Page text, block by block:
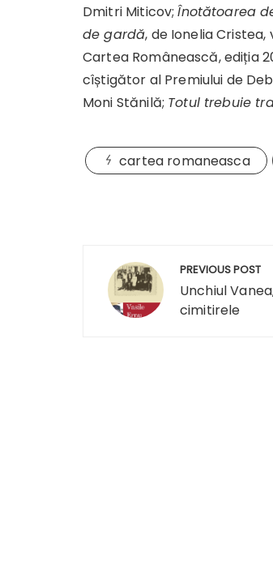
Dmitri Miticov;Înotătoarea
de gardă, de Ionelia
Cartea Românească, ediția
cîștigător al Premiului de
Moni Stănilă; Totul trebuie
cartea romaneasca
Navigare
articole
PREVIOUS POST
Unchiul
cimitirele